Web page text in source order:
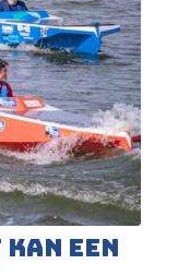
een